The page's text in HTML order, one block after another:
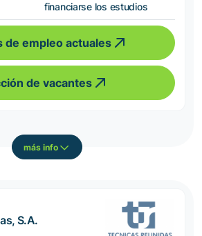
financiarse los estudios
de empleo actuales
de vacantes
más info
S.A.